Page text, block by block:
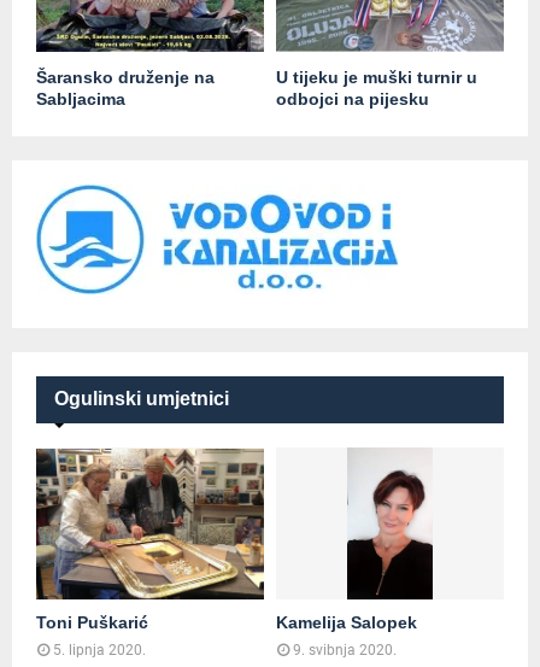
Šaransko druženje na
Sabljacima
U tijeku je muški turnir u
odbojci na pijesku
Ogulinski umjetnici
Toni Puškarić
5. lipnja 2020.
Kamelija Salopek
9. svibnja 2020.